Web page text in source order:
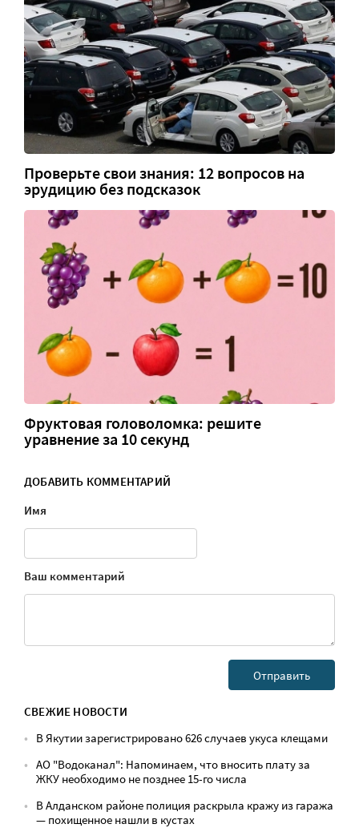
Проверьте свои знания: 12 вопросов на
эрудицию без подсказок
Фруктовая головоломка: решите
уравнение за 10 секунд
ДОБАВИТЬ КОММЕНТАРИЙ
Имя
Ваш комментарий
СВЕЖИЕ НОВОСТИ
В Якутии зарегистрировано 626 случаев укуса клещами
АО "Водоканал": Напоминаем, что вносить плату за
ЖКУ необходимо не позднее 15-го числа
В Алданском районе полиция раскрыла кражу из гаража
— похищенное нашли в кустах